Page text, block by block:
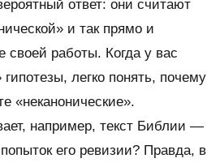
ответ: они считают
и так прямо и
своей работы. Когда у вас
гипотезы, легко понять, почему
«неканонические».
например, текст Библии —
его ревизии? Правда, в